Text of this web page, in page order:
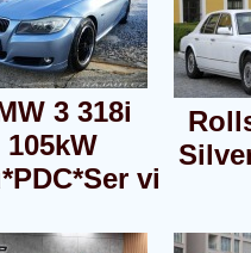
3 318i
105kW
vi